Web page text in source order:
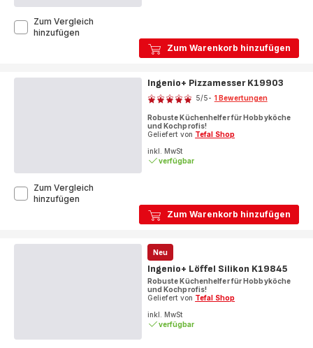
Zum Warenkorb hinzufügen
Zum Vergleich
hinzufügen
Zum Warenkorb hinzufügen
Ingenio+ Pizzamesser K19903
Bewertung
mit
5
Sternen
(Durchschnitt)
5/5- 1 Bewertungen
Robuste Küchenhelfer für Hobbyköche
und Kochprofis!
Geliefert von Tefal Shop
inkl. MwSt
verfügbar
Zum Vergleich
hinzufügen
Neu
Ingenio+ Löffel Silikon K19845
Robuste Küchenhelfer für Hobbyköche
und Kochprofis!
Geliefert von Tefal Shop
inkl. MwSt
verfügbar